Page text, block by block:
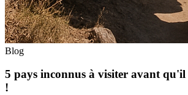
Blog
5 pays inconnus à visiter avant
!